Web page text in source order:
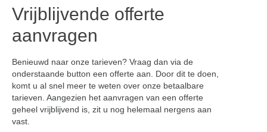
Vrijblijvende offerte
aanvragen
Benieuwd naar onze tarieven? Vraag dan via de
onderstaande button een offerte aan. Door dit te doen,
komt u al snel meer te weten over onze betaalbare
tarieven. Aangezien het aanvragen van een offerte
geheel vrijblijvend is, zit u nog helemaal nergens aan
vast.